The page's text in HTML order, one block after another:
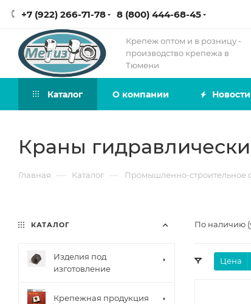
+7 (922) 266-71-78 8 (800) 444-68-45
Крепеж оптом и в розницу -
производство крепежа в
Тюмени
Каталог О компании Новости
Краны
Главная — Каталог — Промышленно-строительное
По наличию
Цена
КАТАЛОГ
Изделия под
изготовление
Крепежная продукция